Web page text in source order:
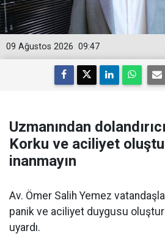
09:47
09 Ağustos 2026
Uzmanından
Korku ve aciliyet
inanmayın
Av. Ömer Salih Yemez
panik ve aciliyet duygusu
uyardı.